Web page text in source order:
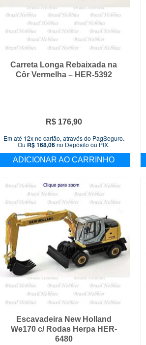
Carreta Longa Rebaixada na
Côr Vermelha – HER-5392
R$176,90
Em até 12x no cartão, através do PagSeguro.
Ou R$168,06no Depósito ou PIX.
ADICIONAR AO CARRINHO
Escavadeira New Holland
We170 c/ Rodas Herpa HER-
6480